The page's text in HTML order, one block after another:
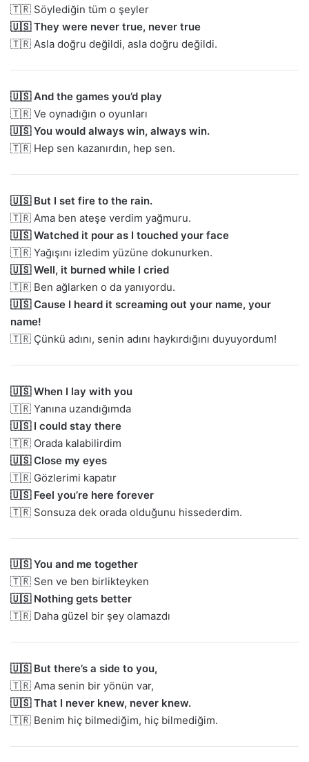
🇹🇷 Söylediğin tüm o şeyler
🇺🇸 They were never true, never true
🇹🇷 Asla doğru değildi, asla doğru değildi.
🇺🇸 And the games you’d play
🇹🇷 Ve oynadığın o oyunları
🇺🇸 You would always win, always win.
🇹🇷 Hep sen kazanırdın, hep sen.
🇺🇸 But I set fire to the rain.
🇹🇷 Ama ben ateşe verdim yağmuru.
🇺🇸 Watched it pour as I touched your face
🇹🇷 Yağışını izledim yüzüne dokunurken.
🇺🇸 Well, it burned while I cried
🇹🇷 Ben ağlarken o da yanıyordu.
🇺🇸 Cause I heard it screaming out your name, your
name!
🇹🇷 Çünkü adını, senin adını haykırdığını duyuyordum!
🇺🇸 When I lay with you
🇹🇷 Yanına uzandığımda
🇺🇸 I could stay there
🇹🇷 Orada kalabilirdim
🇺🇸 Close my eyes
🇹🇷 Gözlerimi kapatır
🇺🇸 Feel you’re here forever
🇹🇷 Sonsuza dek orada olduğunu hissederdim.
🇺🇸 You and me together
🇹🇷 Sen ve ben birlikteyken
🇺🇸 Nothing gets better
🇹🇷 Daha güzel bir şey olamazdı
🇺🇸 But there’s a side to you,
🇹🇷 Ama senin bir yönün var,
🇺🇸 That I never knew, never knew.
🇹🇷 Benim hiç bilmediğim, hiç bilmediğim.